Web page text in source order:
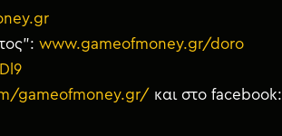
www.gameofmoney.gr/doro
gameofmoney.gr/ και στο facebook: